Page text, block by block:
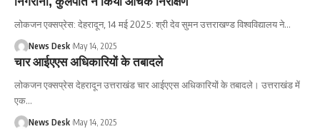
लोकजन एक्सप्रेस: देहरादून, 14 मई 2025: श्री देव सुमन उत्तराखण्ड विश्वविद्यालय ने…
News Desk May 14, 2025
चार आईएएस अधिकारियों के तबादले
लोकजन एक्सप्रेस देहरादून उत्तराखंड चार आईएएस अधिकारियों के तबादले। उत्तराखंड में
एक…
News Desk May 14, 2025